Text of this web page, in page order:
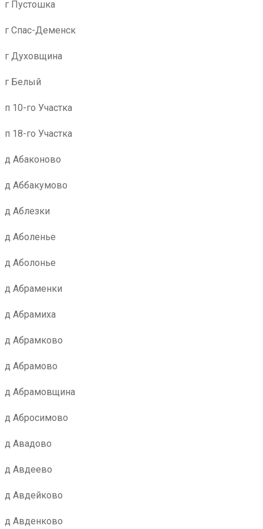
г Пустошка
г Спас-Деменск
г Духовщина
г Белый
п 10-го Участка
п 18-го Участка
д Абаконово
д Аббакумово
д Аблезки
д Аболенье
д Аболонье
д Абраменки
д Абрамиха
д Абрамково
д Абрамово
д Абрамовщина
д Абросимово
д Авадово
д Авдеево
д Авдейково
д Авденково